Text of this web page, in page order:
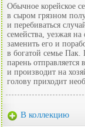
Обычное корейское
в сыром грязном
и перебиваться
семейства, уезжая
заменить его и
в богатой семье
парень
и производит на
голову приходит
В коллекцию